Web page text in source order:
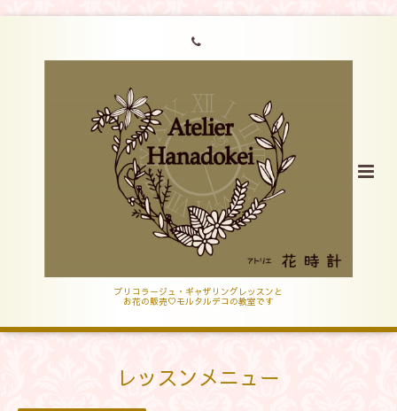
ブリコラージュ・ギャザリングレッスンと
お花の販売♡モルタルデコの教室です
レッスンメニュー